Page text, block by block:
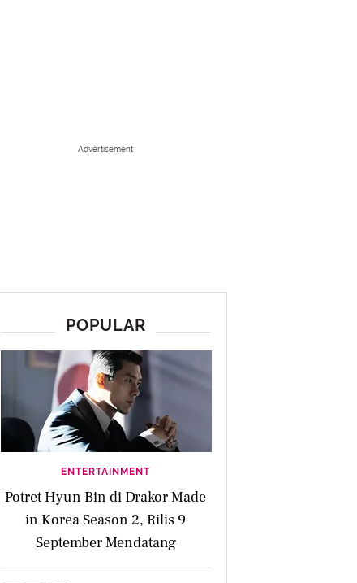
Advertisement
POPULAR
ENTERTAINMENT
Potret Hyun Bin di Drakor Made
in Korea Season 2, Rilis 9
September Mendatang